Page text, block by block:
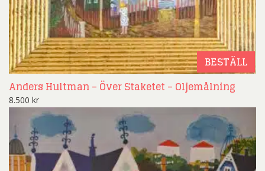
BESTÄLL
Anders Hultman – Över Staketet – Oljemålning
8.500 kr